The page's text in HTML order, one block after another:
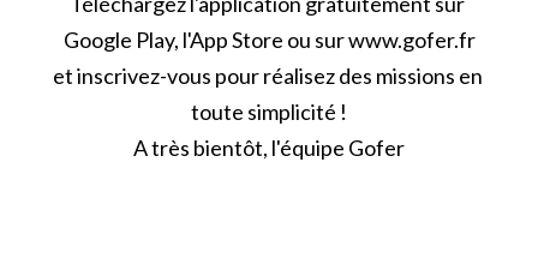
Google Play, l'App Store ou sur www.gofer.fr
et inscrivez-vous pour réalisez des missions en
toute simplicité !
A très bientôt, l'équipe Gofer